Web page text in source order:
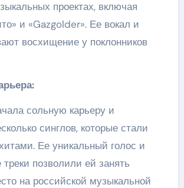
проектах, включая
и «Gazgolder». Ее вокал и
восхищение у поклонников
сольную карьеру и
синглов, которые стали
Ее уникальный голос и
треки позволили ей занять
на российской музыкальной